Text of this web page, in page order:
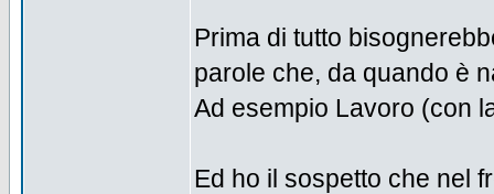
Prima di tutto
parole che, da quando è
Ad esempio Lavoro (con
Ed ho il sospetto che nel